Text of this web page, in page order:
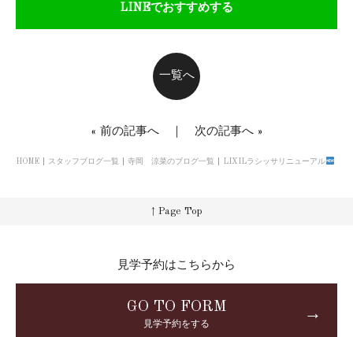
LINEでおすすめする
一覧へ
« 前の記事へ｜ 次の記事へ»
HOME スタッフブログ一覧 寺岡 涼菜のブログ一覧 LIXILラシッサリニューアル
↑ Page Top
見学予約はこちらから
GO TO FORM
見学予約をする
→